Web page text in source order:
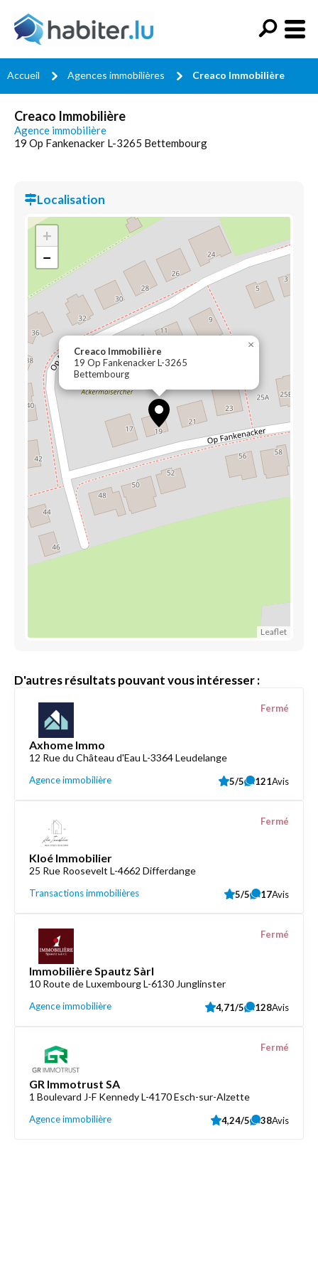
Accueil Agences immobilières Creaco Immobilière
Creaco Immobilière
Agence immobilière
19 Op Fankenacker L-3265 Bettembourg
Localisation
Creaco Immobilière
19 Op Fankenacker L-3265
Bettembourg
×
+
−
Leaflet
D'autres résultats pouvant vous intéresser :
Axhome Immo
12 Rue du Château d'Eau L-3364 Leudelange
Agence immobilière
Fermé
5/5 121Avis
Kloé Immobilier
25 Rue Roosevelt L-4662 Differdange
Transactions immobilières
Fermé
5/5 17Avis
Immobilière Spautz Sàrl
10 Route de Luxembourg L-6130 Junglinster
Agence immobilière
Fermé
4,71/5 128Avis
GR Immotrust SA
1 Boulevard J-F Kennedy L-4170 Esch-sur-Alzette
Agence immobilière
Fermé
4,24/5 38Avis